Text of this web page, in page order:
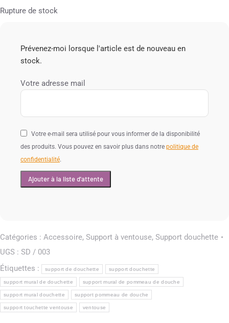
Rupture de stock
Prévenez-moi lorsque l'article est de nouveau en
stock.
Votre adresse mail
Votre e-mail sera utilisé pour vous informer de la disponibilité
des produits. Vous pouvez en savoir plus dans notre politique de
confidentialité.
Catégories : Accessoire, Support à ventouse, Support douchette
UGS : SD / 003
Étiquettes :
support de douchette support douchette
support mural de douchette support mural de pommeau de douche
support mural douchette support pommeau de douche
support touchette ventouse ventouse